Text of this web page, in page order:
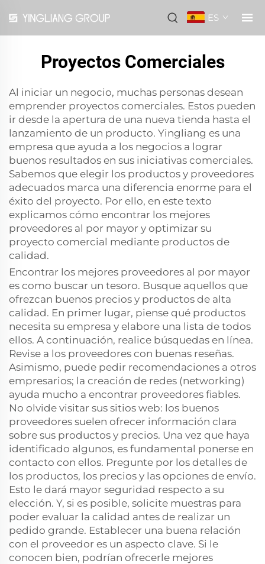
ES
Proyectos Comerciales
Al iniciar un negocio, muchas personas desean
emprender proyectos comerciales. Estos pueden
ir desde la apertura de una nueva tienda hasta el
lanzamiento de un producto. Yingliang es una
empresa que ayuda a los negocios a lograr
buenos resultados en sus iniciativas comerciales.
Sabemos que elegir los productos y proveedores
adecuados marca una diferencia enorme para el
éxito del proyecto. Por ello, en este texto
explicamos cómo encontrar los mejores
proveedores al por mayor y optimizar su
proyecto comercial mediante productos de
calidad.
Encontrar los mejores proveedores al por mayor
es como buscar un tesoro. Busque aquellos que
ofrezcan buenos precios y productos de alta
calidad. En primer lugar, piense qué productos
necesita su empresa y elabore una lista de todos
ellos. A continuación, realice búsquedas en línea.
Revise a los proveedores con buenas reseñas.
Asimismo, puede pedir recomendaciones a otros
empresarios; la creación de redes (networking)
ayuda mucho a encontrar proveedores fiables.
No olvide visitar sus sitios web: los buenos
proveedores suelen ofrecer información clara
sobre sus productos y precios. Una vez que haya
identificado algunos, es fundamental ponerse en
contacto con ellos. Pregunte por los detalles de
los productos, los precios y las opciones de envío.
Esto le dará mayor seguridad respecto a su
elección. Y, si es posible, solicite muestras para
poder evaluar la calidad antes de realizar un
pedido grande. Establecer una buena relación
con el proveedor es un aspecto clave. Si le
conocen bien, podrían ofrecerle mejores